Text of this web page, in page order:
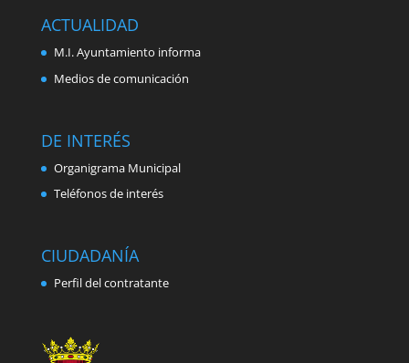
ACTUALIDAD
M.I. Ayuntamiento informa
Medios de comunicación
DE INTERÉS
Organigrama Municipal
Teléfonos de interés
CIUDADANÍA
Perfil del contratante